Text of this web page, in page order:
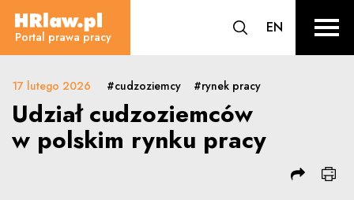
Udział cudzoziemców w
HRLaw.pl
Portal prawa pracy przejdź do
EN CHANGE
sr
17 lutego 2026 #cudzoziemcy #rynek pracy
Udział cudzoziemców
w polskim rynku pracy